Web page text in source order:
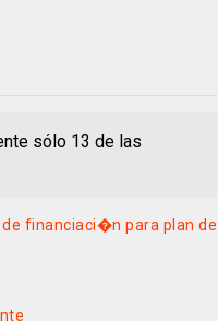
sólo 13 de las
financiaci�n para plan de